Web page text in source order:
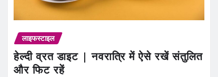
लाइफस्टाइल
हेल्दी व्रत डाइट | नवरात्रि में ऐसे रखें संतुलित
और फिट रहें